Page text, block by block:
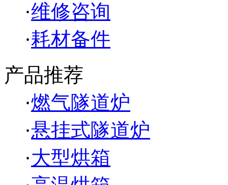
·维修咨询
·耗材备件
产品推荐
·燃气隧道炉
·悬挂式隧道炉
·大型烘箱